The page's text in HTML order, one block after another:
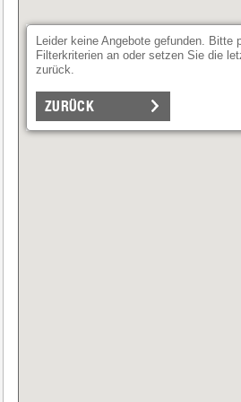
Leider keine Angebote gefunden. Bitte
Filterkriterien an oder setzen Sie die
zurück.
ZURÜCK